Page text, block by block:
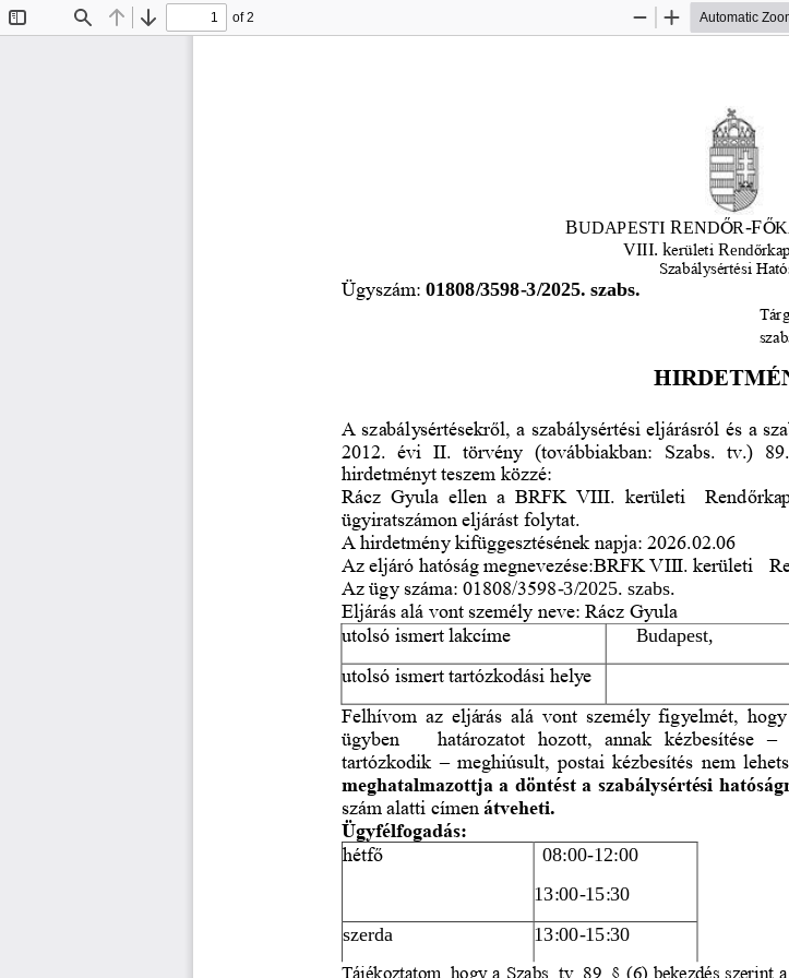
Find Previous
Next
of 2
Zoom
Zoom
BUDAPESTI RENDŐR-FŐ
VIII. kerületi Rendő
Szabálysértési
Ügyszám: 01808/3598-3/2025. szabs.
A szabálysértésekről, a szabálysértési eljárásról és a
2012.  évi  II.  törvény  (továbbiakban:  Szabs.  tv.)
hirdetményt teszem közzé:
Rácz  Gyula  ellen  a  BRFK  VIII.  kerületi    Rendő
ügyiratszámon eljárást folytat.
A hirdetmény kifüggesztésének napja: 2026.02.06
Az eljáró hatóság megnevezése:BRFK VIII. kerületi
Az ügy száma: 01808/3598-3/2025. szabs.
Eljárás alá vont személy neve: Rácz Gyula
utolsó ismert lakcíme
Budapest,
utolsó ismert tartózkodási helye
Felhívom az eljárás alá vont személy figyelmét,
ügyben      határozatot  hozott,  annak  kézbesítése –
tartózkodik – meghiúsult, postai kézbesítés nem
meghatalmazottja a döntést a szabálysértési
szám alatti címen átveheti.
Ügyfélfogadás:
hétfő 08:00-12:00
13:00-15:30
szerda
13:00-15:30
Tájékoztatom, hogy a Szabs. tv. 89. § (6) bekezdés szerint